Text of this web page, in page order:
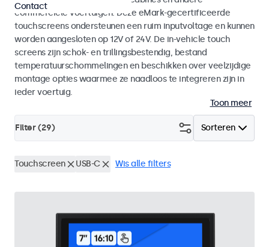
commerciele voertuigen. Deze eMark-gecertificeerde
touchscreens ondersteunen een ruim inputvoltage en kunnen
worden aangesloten op 12V of 24V. De in-vehicle touch
screens zijn schok- en trillingsbestendig, bestand
temperatuurschommelingen en beschikken over veelzijdige
montage opties waarmee ze naadloos te integreren zijn in
ieder voertuig.
Toon meer
Sorteren
Filter (29)
Touchscreen USB-C Wis alle filters
Contact